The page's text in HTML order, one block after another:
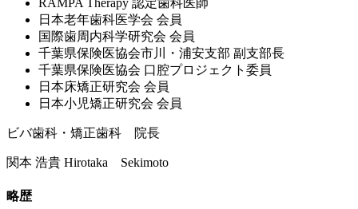
⽇本⽼年⻭科医学会 会員
国際⻭周内科学研究会 会員
千葉県保険医協会市川・浦安⽀部 副⽀部⻑
千葉県保険医協会 ⼝腔プロジェクト委員
⽇本床矯正研究会 会員
⽇本⼩児矯正研究会 会員
ビバ歯科・矯正歯科 院長
関本 浩貴 Hirotaka Sekimoto
略歴